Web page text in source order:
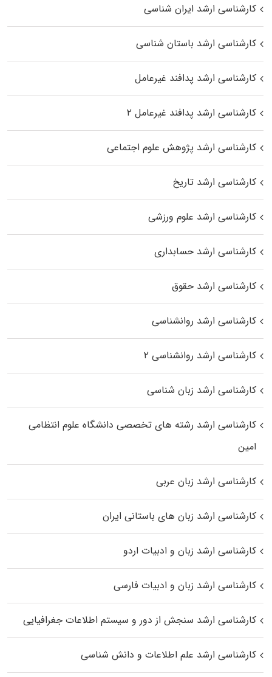
کارشناسی ارشد ایران شناسی
کارشناسی ارشد باستان شناسی
کارشناسی ارشد پدافند غیرعامل
کارشناسی ارشد پدافند غیرعامل ۲
کارشناسی ارشد پژوهش علوم اجتماعی
کارشناسی ارشد تاریخ
کارشناسی ارشد علوم ورزشی
کارشناسی ارشد حسابداری
کارشناسی ارشد حقوق
کارشناسی ارشد روانشناسی
کارشناسی ارشد روانشناسی ۲
کارشناسی ارشد زبان شناسی
کارشناسی ارشد رﺷﺘﻪ ﻫﺎی تخصصی داﻧﺸﮕﺎه ﻋﻠﻮم انتظامی
اﻣﻴﻦ
کارشناسی ارشد زبان عربی
کارشناسی ارشد زبان‌ های باستانی ایران
کارشناسی ارشد زبان و ادبیات اردو
کارشناسی ارشد زبان و ادبیات فارسی
کارشناسی ارشد سنجش از دور و سیستم اطلاعات جغرافیایی
کارشناسی ارشد علم اطلاعات و دانش شناسی